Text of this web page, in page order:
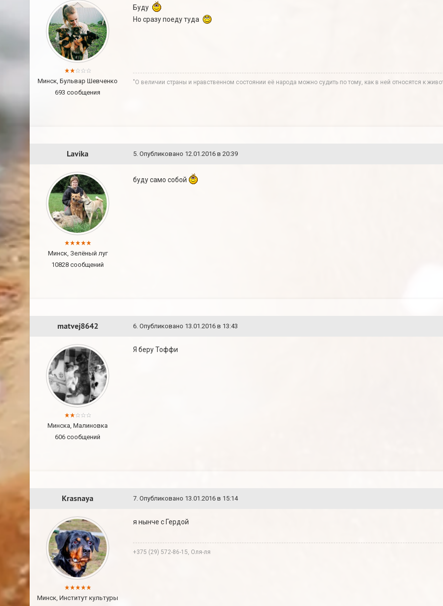
Минск, Бульвар Шевченко
693 сообщения
Буду
Но сразу поеду туда
"О величии страны и нравственном состоянии её народа можно судить по тому, как в ней относятся к
Lavika 5. Опубликовано 12.01.2016 в 20:39
Минск, Зелёный луг
10828 сообщений
буду само собой
matvej8642 6. Опубликовано 13.01.2016 в 13:43
Минска, Малиновка
606 сообщений
Я беру Тоффи
Krasnaya 7. Опубликовано 13.01.2016 в 15:14
Минск, Институт культуры
я нынче с Гердой
+375 (29) 572-86-15, Оля-ля